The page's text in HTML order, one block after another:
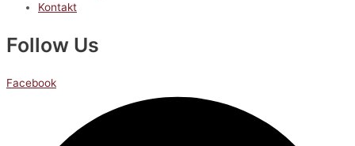
Kontakt
Follow Us
Facebook